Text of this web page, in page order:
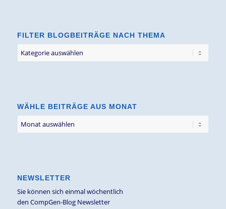
FILTER BLOGBEITRÄGE NACH THEMA
Blogbeiträge
WÄHLE BEITRÄGE AUS MONAT
NEWSLETTER
Sie können sich einmal wöchentlich
den CompGen-Blog Newsletter